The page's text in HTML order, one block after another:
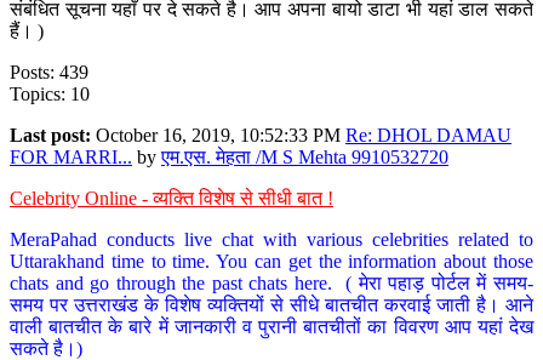
संबंधित सूचना यहाँ पर दे सकते है। आप अपना बायो डाटा भी यहां डाल सकते
हैं। )
Posts: 439
Topics: 10
Last post: October 16, 2019, 10:52:33 PM Re: DHOL DAMAU
FOR MARRI... byएम.एस. मेहता /M S Mehta 9910532720
Celebrity Online - व्यक्ति विशेष से सीधी बात !
MeraPahad conducts live chat with various celebrities related to
Uttarakhand time to time. You can get the information about those
chats and go through the past chats here. ( मेरा पहाड़ पोर्टल में समय-
समय पर उत्तराखंड के विशेष व्यक्तियों से सीधे बातचीत करवाई जाती है। आने
वाली बातचीत के बारे में जानकारी व पुरानी बातचीतों का विवरण आप यहां देख
सकते है।)